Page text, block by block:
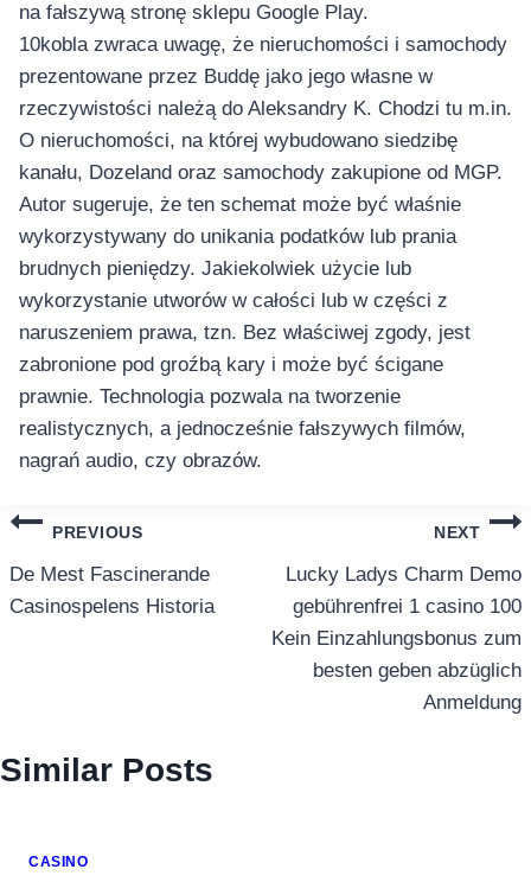
na fałszywą stronę sklepu Google Play.
10kobla zwraca uwagę, że nieruchomości i samochody
prezentowane przez Buddę jako jego własne w
rzeczywistości należą do Aleksandry K. Chodzi tu m.in.
O nieruchomości, na której wybudowano siedzibę
kanału, Dozeland oraz samochody zakupione od MGP.
Autor sugeruje, że ten schemat może być właśnie
wykorzystywany do unikania podatków lub prania
brudnych pieniędzy. Jakiekolwiek użycie lub
wykorzystanie utworów w całości lub w części z
naruszeniem prawa, tzn. Bez właściwej zgody, jest
zabronione pod groźbą kary i może być ścigane
prawnie. Technologia pozwala na tworzenie
realistycznych, a jednocześnie fałszywych filmów,
nagrań audio, czy obrazów.
แนะแนว
เรื่อง
PREVIOUS
De Mest Fascinerande
Casinospelens Historia
NEXT
Lucky Ladys Charm Demo
gebührenfrei 1 casino 100
Kein Einzahlungsbonus zum
besten geben abzüglich
Anmeldung
Similar Posts
CASINO